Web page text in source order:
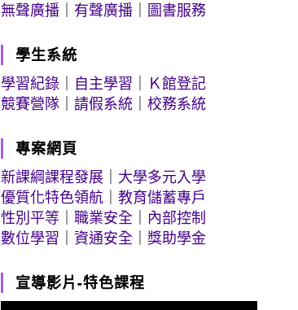
無聲廣播
有聲廣播 圖書服務
學生系統
學習紀錄
自主學習
Ｋ館登記
競賽營隊 ｜請假系統 ｜校務系統
專案網頁
新課綱課程發展
大學多元入學
優質化特色領航 ｜教育儲蓄專戶
性別平等 ｜職業安全
內部控制
數位學習 ｜資通安全 ｜獎助學金
宣導影片-特色課程